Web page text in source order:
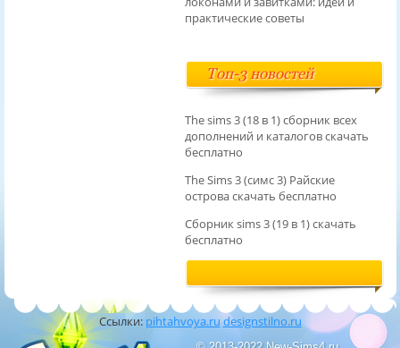
практические советы
Топ-3 новостей
The sims 3 (18 в 1) сборник всех
дополнений и каталогов скачать
бесплатно
The Sims 3 (симс 3) Райские
острова скачать бесплатно
Сборник sims 3 (19 в 1) скачать
бесплатно
Ссылки: pihtahvoya.rudesignstilno.ru